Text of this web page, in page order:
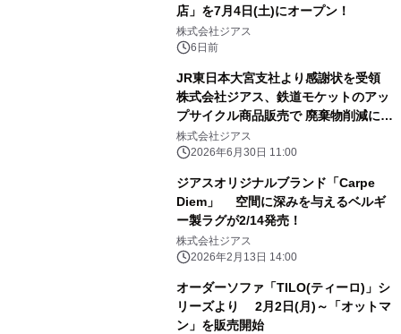
店」を7月4日(土)にオープン！
株式会社ジアス
6日前
JR東日本大宮支社より感謝状を受領
株式会社ジアス、鉄道モケットのアッ
プサイクル商品販売で 廃棄物削減に大
きく貢献
株式会社ジアス
2026年6月30日 11:00
ジアスオリジナルブランド「Carpe
Diem」 空間に深みを与えるベルギ
ー製ラグが2/14発売！
株式会社ジアス
2026年2月13日 14:00
オーダーソファ「TILO(ティーロ)」シ
リーズより 2月2日(月)～「オットマ
ン」を販売開始